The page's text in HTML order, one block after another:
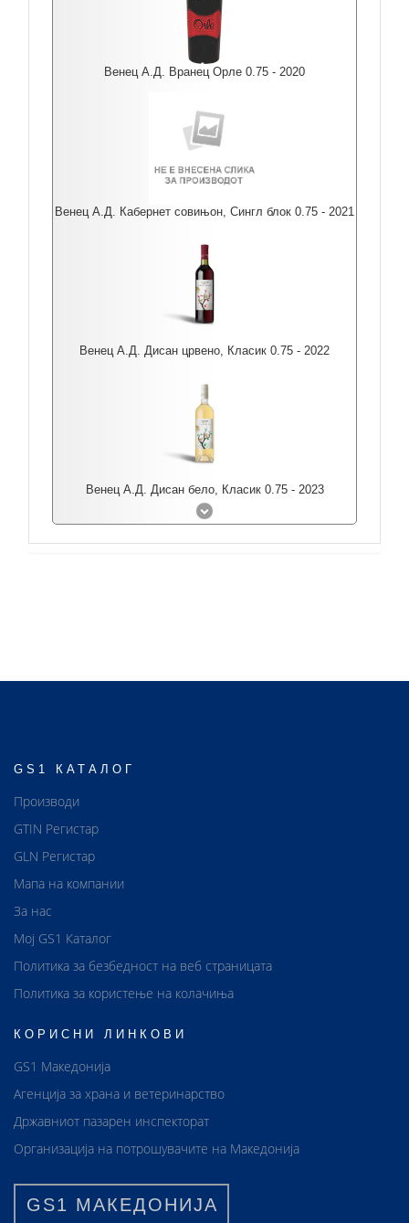
Венец А.Д. Вранец Орле 0.75 - 2020
Венец А.Д. Кабернет совињон, Сингл блок 0.75 - 2021
Венец А.Д. Дисан црвено, Класик 0.75 - 2022
Венец А.Д. Дисан бело, Класик 0.75 - 2023
GS1 КАТАЛОГ
Производи
GTIN Регистар
GLN Регистар
Мапа на компании
За нас
Мој GS1 Каталог
Политика за безбедност на веб страницата
Политика за користење на колачиња
КОРИСНИ ЛИНКОВИ
GS1 Македонија
Агенција за храна и ветеринарство
Државниот пазарен инспекторат
Организација на потрошувачите на Македонија
GS1 МАКЕДОНИЈА